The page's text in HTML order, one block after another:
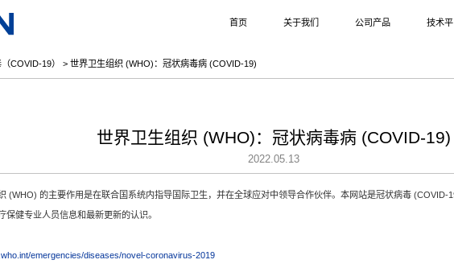
首页 关于我们 公司产品 技术
COVID-19） >世界卫生组织 (WHO)：冠状病毒病 (COVID-19)
世界卫生组织 (WHO)：冠状病毒病 (COVID-19)
2022.05.13
(WHO) 的主要作用是在联合国系统内指导国际卫生，并在全球应对中领导合作伙伴。本网站是冠状病毒 (COVID-
保健专业人员信息和最新更新的认识。
emergencies/diseases/novel-coronavirus-2019